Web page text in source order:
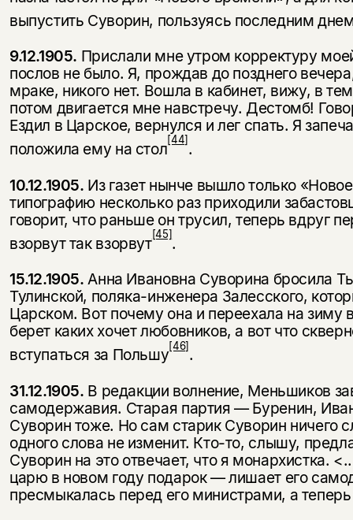
выпустить Суворин, пользуясь послед­ним
9.12.1905. Прислали мне утром корректуру
послов не было. Я, прождав до позднего
мраке, никого нет. Вошла в кабинет, вижу, в
потом двигается мне навстречу. Дестомб!
Ездил в Царское, вернулся и лег спать. Я
положила ему на стол[44].
10.12.1905. Из газет нынче вышло только
типографию несколько раз приходили
говорит, что раньше он трусил, теперь вдруг
взорвут так взорвут[45].
15.12.1905.Анна Ивановна Суворина бросила
Тулинской, поляка-инженера Залесского,
Царском. Вот почему она и переехала на зиму
берет каких хочет любовников, а вот что
вступаться за Польшу[46].
31.12.1905. В редакции волнение, Меньшиков
самодержавия. Старая партия — Буренин,
Суворин тоже. Но сам старик Суворин ничего
одного слова не изменит. Кто-то, слышу,
Суворин на это отвечает, что я монархистка.
царю в новом году подарок — лишает его
пресмыкалась перед его министрами, а теперь